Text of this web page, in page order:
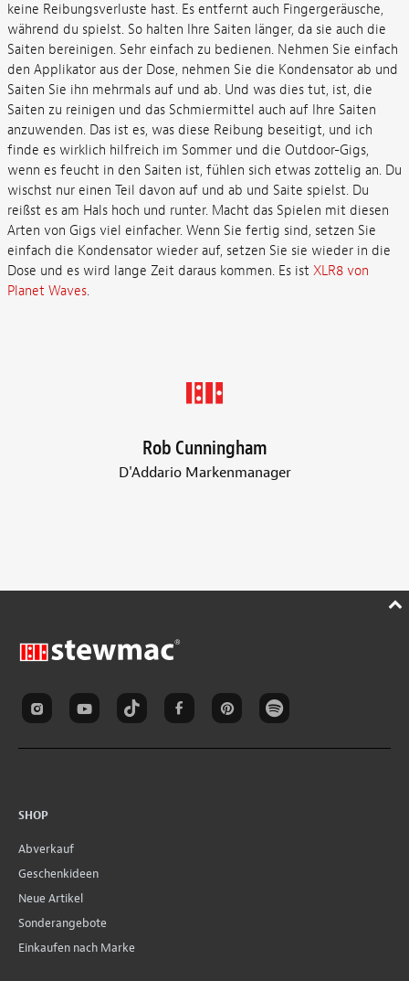
keine Reibungsverluste hast. Es entfernt auch Fingergeräusche,
während du spielst. So halten Ihre Saiten länger, da sie auch die
Saiten bereinigen. Sehr einfach zu bedienen. Nehmen Sie einfach
den Applikator aus der Dose, nehmen Sie die Kondensator ab und
Saiten Sie ihn mehrmals auf und ab. Und was dies tut, ist, die
Saiten zu reinigen und das Schmiermittel auch auf Ihre Saiten
anzuwenden. Das ist es, was diese Reibung beseitigt, und ich
finde es wirklich hilfreich im Sommer und die Outdoor-Gigs,
wenn es feucht in den Saiten ist, fühlen sich etwas zottelig an. Du
wischst nur einen Teil davon auf und ab und Saite spielst. Du
reißst es am Hals hoch und runter. Macht das Spielen mit diesen
Arten von Gigs viel einfacher. Wenn Sie fertig sind, setzen Sie
einfach die Kondensator wieder auf, setzen Sie sie wieder in die
Dose und es wird lange Zeit daraus kommen. Es ist XLR8 von
Planet Waves.
Rob Cunningham
D'Addario Markenmanager
SHOP
Abverkauf
Geschenkideen
Neue Artikel
Sonderangebote
Einkaufen nach Marke